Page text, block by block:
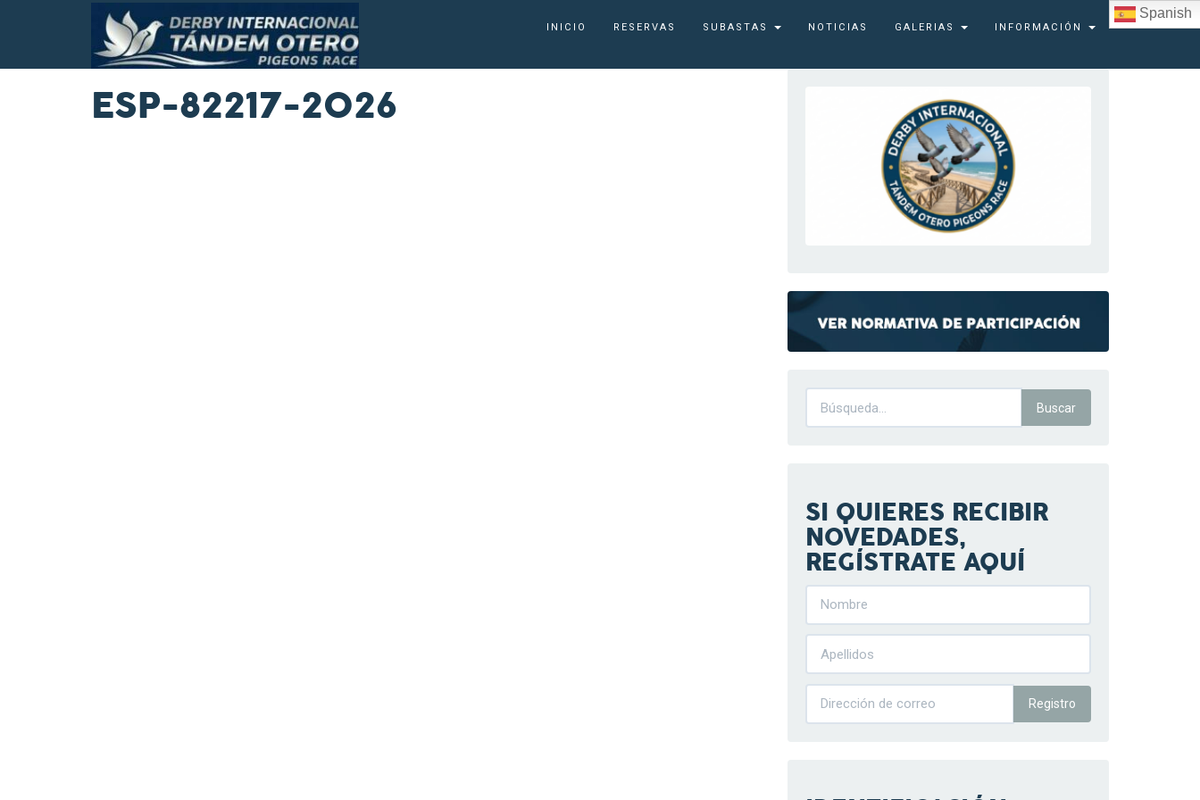
INICIO RESERVAS SUBASTAS NOTICIAS GALERIAS INFORMACIÓN
Spanish
ESP-82217-2026
SI QUIERES RECIBIR
NOVEDADES,
REGÍSTRATE AQUÍ
Registro